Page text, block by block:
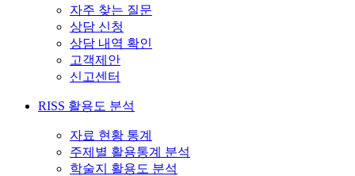
자주 찾는 질문
상담 신청
상담 내역 확인
고객제안
신고센터
RISS 활용도 분석
자료 현황 통계
주제별 활용통계 분석
학술지 활용도 분석